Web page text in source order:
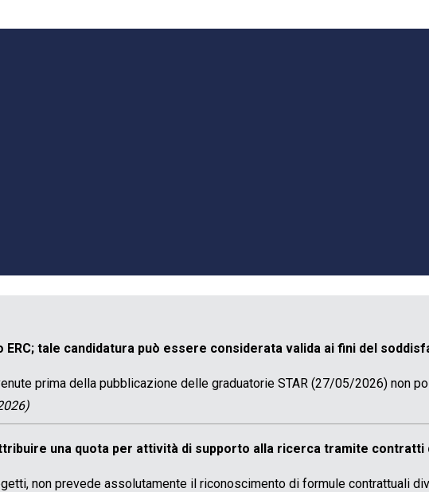
tale candidatura può essere considerata valida ai fini del
prima della pubblicazione delle graduatorie STAR (27/05/2026) non
una quota per attività di supporto alla ricerca tramite
non prevede assolutamente il riconoscimento di formule contrattuali